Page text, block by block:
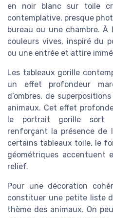
en noir blanc sur toile
contemplative, presque
bureau ou une chambre. À
couleurs vives, inspiré du
ou une entrée et attire
Les tableaux gorille
un effet profondeur
d’ombres, de
animaux. Cet effet
le portrait gorille sort
renforçant la présence de
certains tableaux toile, le
géométriques accentuent
relief.
Pour une décoration
constituer une petite liste
thème des animaux. On